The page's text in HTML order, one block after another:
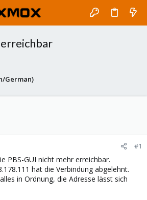
German)
#1
PBS-GUI nicht mehr erreichbar.
hat die Verbindung abgelehnt.
in Ordnung, die Adresse lässt sich